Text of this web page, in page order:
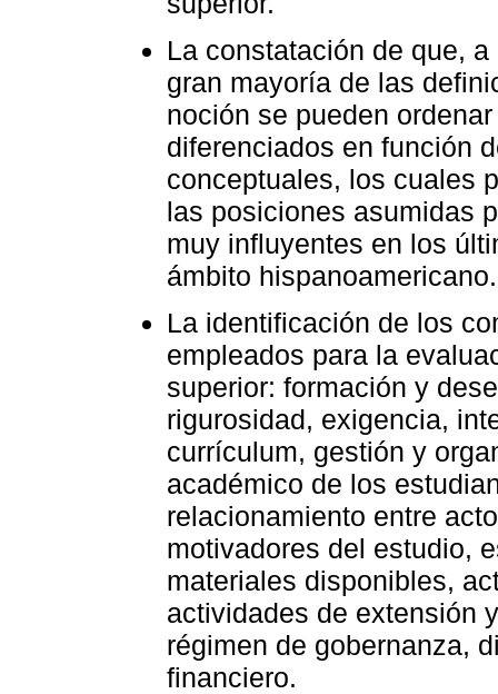
La constatación de que,
gran mayoría de las
noción se pueden
diferenciados en función
conceptuales, los cuales
las posiciones asumidas
muy influyentes en los
ámbito hispanoamericano.
La identificación de los
empleados para la
superior: formación y
rigurosidad, exigencia,
currículum, gestión y
académico de los
relacionamiento entre
motivadores del estudio,
materiales disponibles,
actividades de extensión
régimen de gobernanza,
financiero.